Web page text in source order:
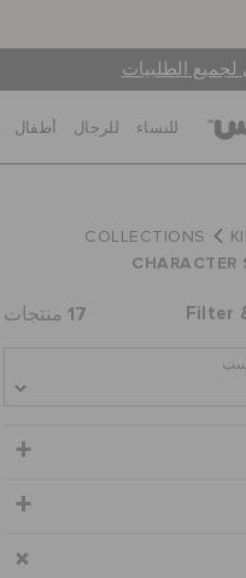
الطلبيات
للنساء للرجال أطفال
COLLECTIONS
CHARACTER
Filter
17 منتجات